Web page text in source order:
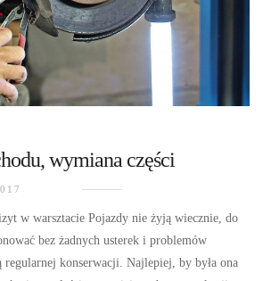
wymiana części
w warsztacie Pojazdy nie żyją wiecznie, do
bez żadnych usterek i problemów
regularnej konserwacji. Najlepiej, by była ona